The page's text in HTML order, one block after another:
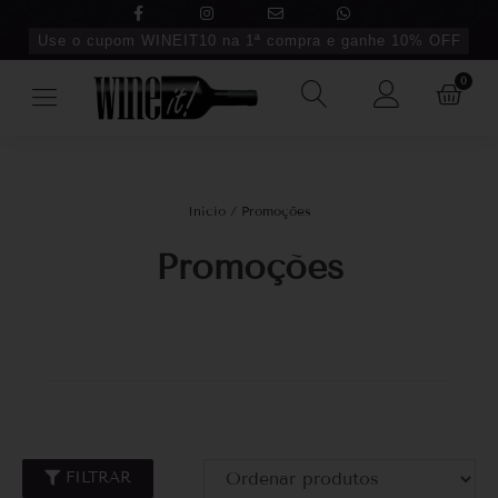
Use o cupom WINEIT10 na 1ª compra e ganhe 10% OFF
0
Início/ Promoções
Promoções
FILTRAR